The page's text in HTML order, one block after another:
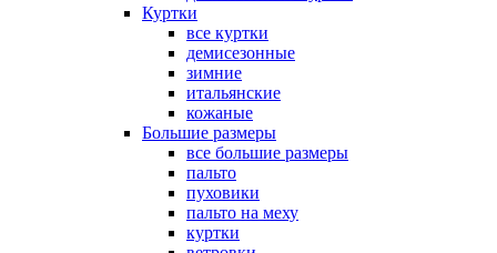
Куртки
все куртки
демисезонные
зимние
итальянские
кожаные
Большие размеры
все большие размеры
пальто
пуховики
пальто на меху
куртки